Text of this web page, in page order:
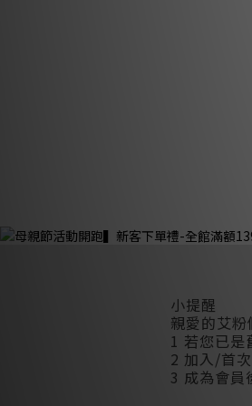
小提醒
親愛的艾粉
1 若您已是
2 加入/首
3 成為會員